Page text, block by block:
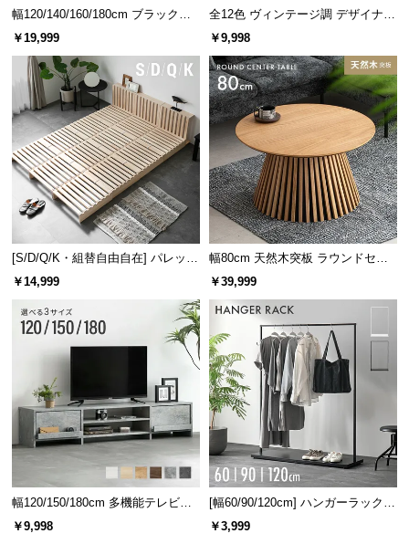
しっかりスタイル ゆったりスタイル
しっかりスタイル
ストレッチ生地に座ることで、沈み込み過ぎず、ス
ツール感覚で座ることができます。
幅120/140/160/180cm ブラックフ
レーム ダイニング 大理石調 4人掛
￥19,999
全12色 ヴィンテージ調 デザイナー
ズシェルチェア
￥9,998
[S/D/Q/K・組替自由自在] パレット
ベッド 8/12/16枚セット
￥14,999
幅80cm 天然木突板 ラウンドセン
ターテーブル 美しい格子デザイン
￥39,999
幅120/150/180cm 多機能テレビボ
ード 木目/石目調 オープン収納・
引き出し収納付き
￥9,998
[幅60/90/120cm] ハンガーラック
スチール 4段階高さ調節 サイドフ
ック オープンラック シンプル
￥3,999